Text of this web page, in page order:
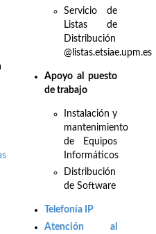
Servicio de
Listas de
Distribución
@listas.etsiae.upm.es
Apoyo al puesto
de trabajo
Instalación y
mantenimiento
de Equipos
Informáticos
Distribución
de Software
Telefonía IP
Atención al